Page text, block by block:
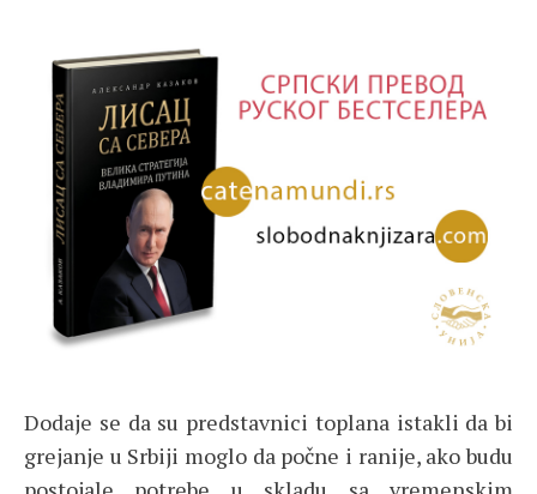
Dodaje se da su predstavnici toplana istakli da bi
grejanje u Srbiji moglo da počne i ranije, ako budu